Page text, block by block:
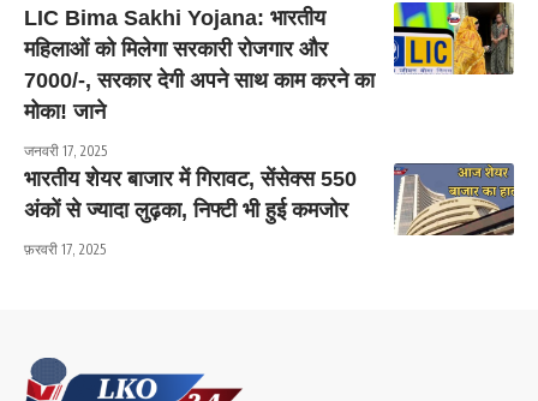
LIC Bima Sakhi Yojana: भारतीय
महिलाओं को मिलेगा सरकारी रोजगार और
7000/-, सरकार देगी अपने साथ काम करने का
मोका! जाने
जनवरी 17, 2025
भारतीय शेयर बाजार में गिरावट, सेंसेक्स 550
अंकों से ज्यादा लुढ़का, निफ्टी भी हुई कमजोर
फ़रवरी 17, 2025